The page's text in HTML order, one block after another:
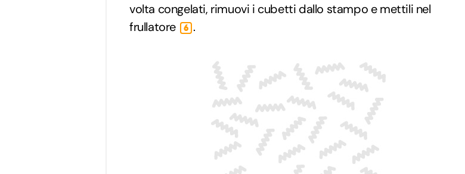
volta congelati, rimuovi i cubetti dallo stampo e mettili nel
frullatore
6 .